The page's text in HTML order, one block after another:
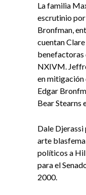
La familia
escrutinio
Bronfman,
cuentan
benefactoras
NXIVM.
en mitigación
Edgar
Bear Stearns
Dale
arte
políticos a
para el
2000.